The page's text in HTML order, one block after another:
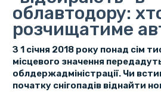
облавтодору:
розчищатиме
З 1 січня 2018 року понад сім
місцевого значення
облдержадміністрації. Чи
початку снігопадів віднайти